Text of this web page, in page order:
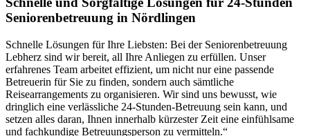
Seniorenbetreuung in Nördlingen
Schnelle Lösungen für Ihre Liebsten: Bei der Seniorenbetreuung
Lebherz sind wir bereit, all Ihre Anliegen zu erfüllen. Unser
erfahrenes Team arbeitet effizient, um nicht nur eine passende
Betreuerin für Sie zu finden, sondern auch sämtliche
Reisearrangements zu organisieren. Wir sind uns bewusst, wie
dringlich eine verlässliche 24-Stunden-Betreuung sein kann, und
setzen alles daran, Ihnen innerhalb kürzester Zeit eine einfühlsame
und fachkundige Betreuungsperson zu vermitteln.“